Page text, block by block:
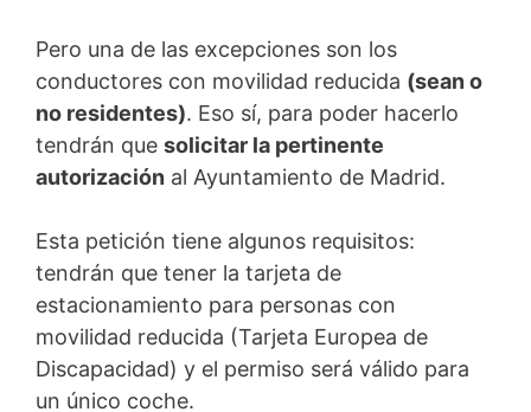
Pero una de las excepciones son los
conductores con movilidad reducida (sean o
no residentes). Eso sí, para poder hacerlo
tendrán que solicitar la pertinente
autorización al Ayuntamiento de Madrid.
Esta petición tiene algunos requisitos:
tendrán que tener la tarjeta de
estacionamiento para personas con
movilidad reducida (Tarjeta Europea de
Discapacidad) y el permiso será válido para
un único coche.